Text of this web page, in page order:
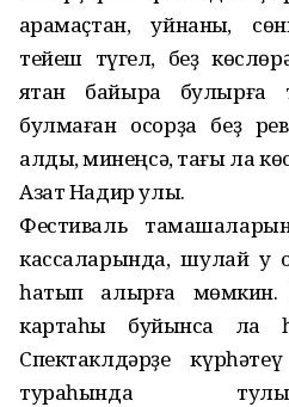
ҡарамаҫтан, уйнаныҡ,
тейеш түгел, беҙ
яҡтан байыраҡ
булмаған осорҙа беҙ
алдыҡ, минеңсә, тағы ла
Азат Надир улы.
Фестиваль
кассаларында, шулай уҡ
һатып алырға мөмкин.
картаһы буйынса ла
Спектаклдәрҙе
тураһында